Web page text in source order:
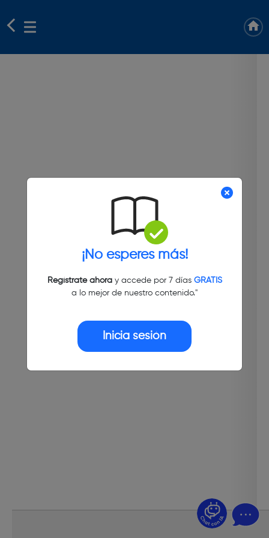
¡No esperes más!
Regístrate ahoray accede por 7 días GRATIS
a lo mejor de nuestro contenido."
Inicia sesión